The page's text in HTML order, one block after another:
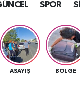
SPOR
ASAYİŞ BÖLGE